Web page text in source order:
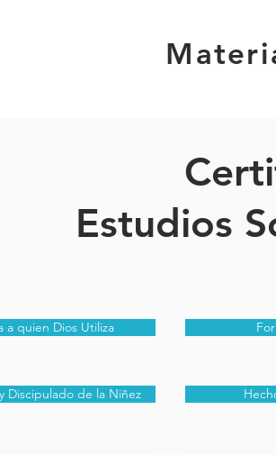
Estudios
a quien Dios Utiliza
Discipulado de la Niñez